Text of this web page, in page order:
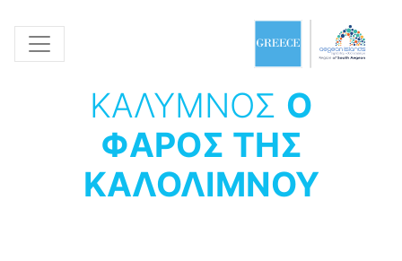
ΚΑΛΥΜΝΟΣ Ο
ΦΑΡΟΣ ΤΗΣ
ΚΑΛΟΛΙΜΝΟΥ